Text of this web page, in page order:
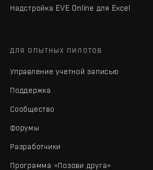
Надстройка EVE Online для Excel
ДЛЯ ОПЫТНЫХ ПИЛОТОВ
Управление учетной записью
Поддержка
Сообщество
Форумы
Разработчики
Программа «Позови друга»